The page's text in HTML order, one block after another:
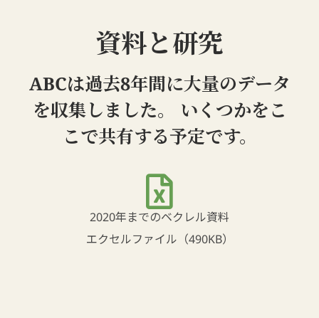
資料と研究
ABCは過去8年間に大量のデータ
を収集しました。 いくつかをこ
こで共有する予定です。
2020年までのベクレル資料
エクセルファイル（490KB）